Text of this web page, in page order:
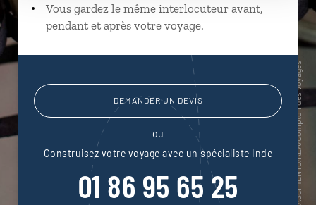
Vous gardez le même interlocuteur avant,
pendant et après votre voyage.
DEMANDER UN DEVIS
ou
Construisez votre voyage avec un spécialiste Inde
01 86 95 65 25